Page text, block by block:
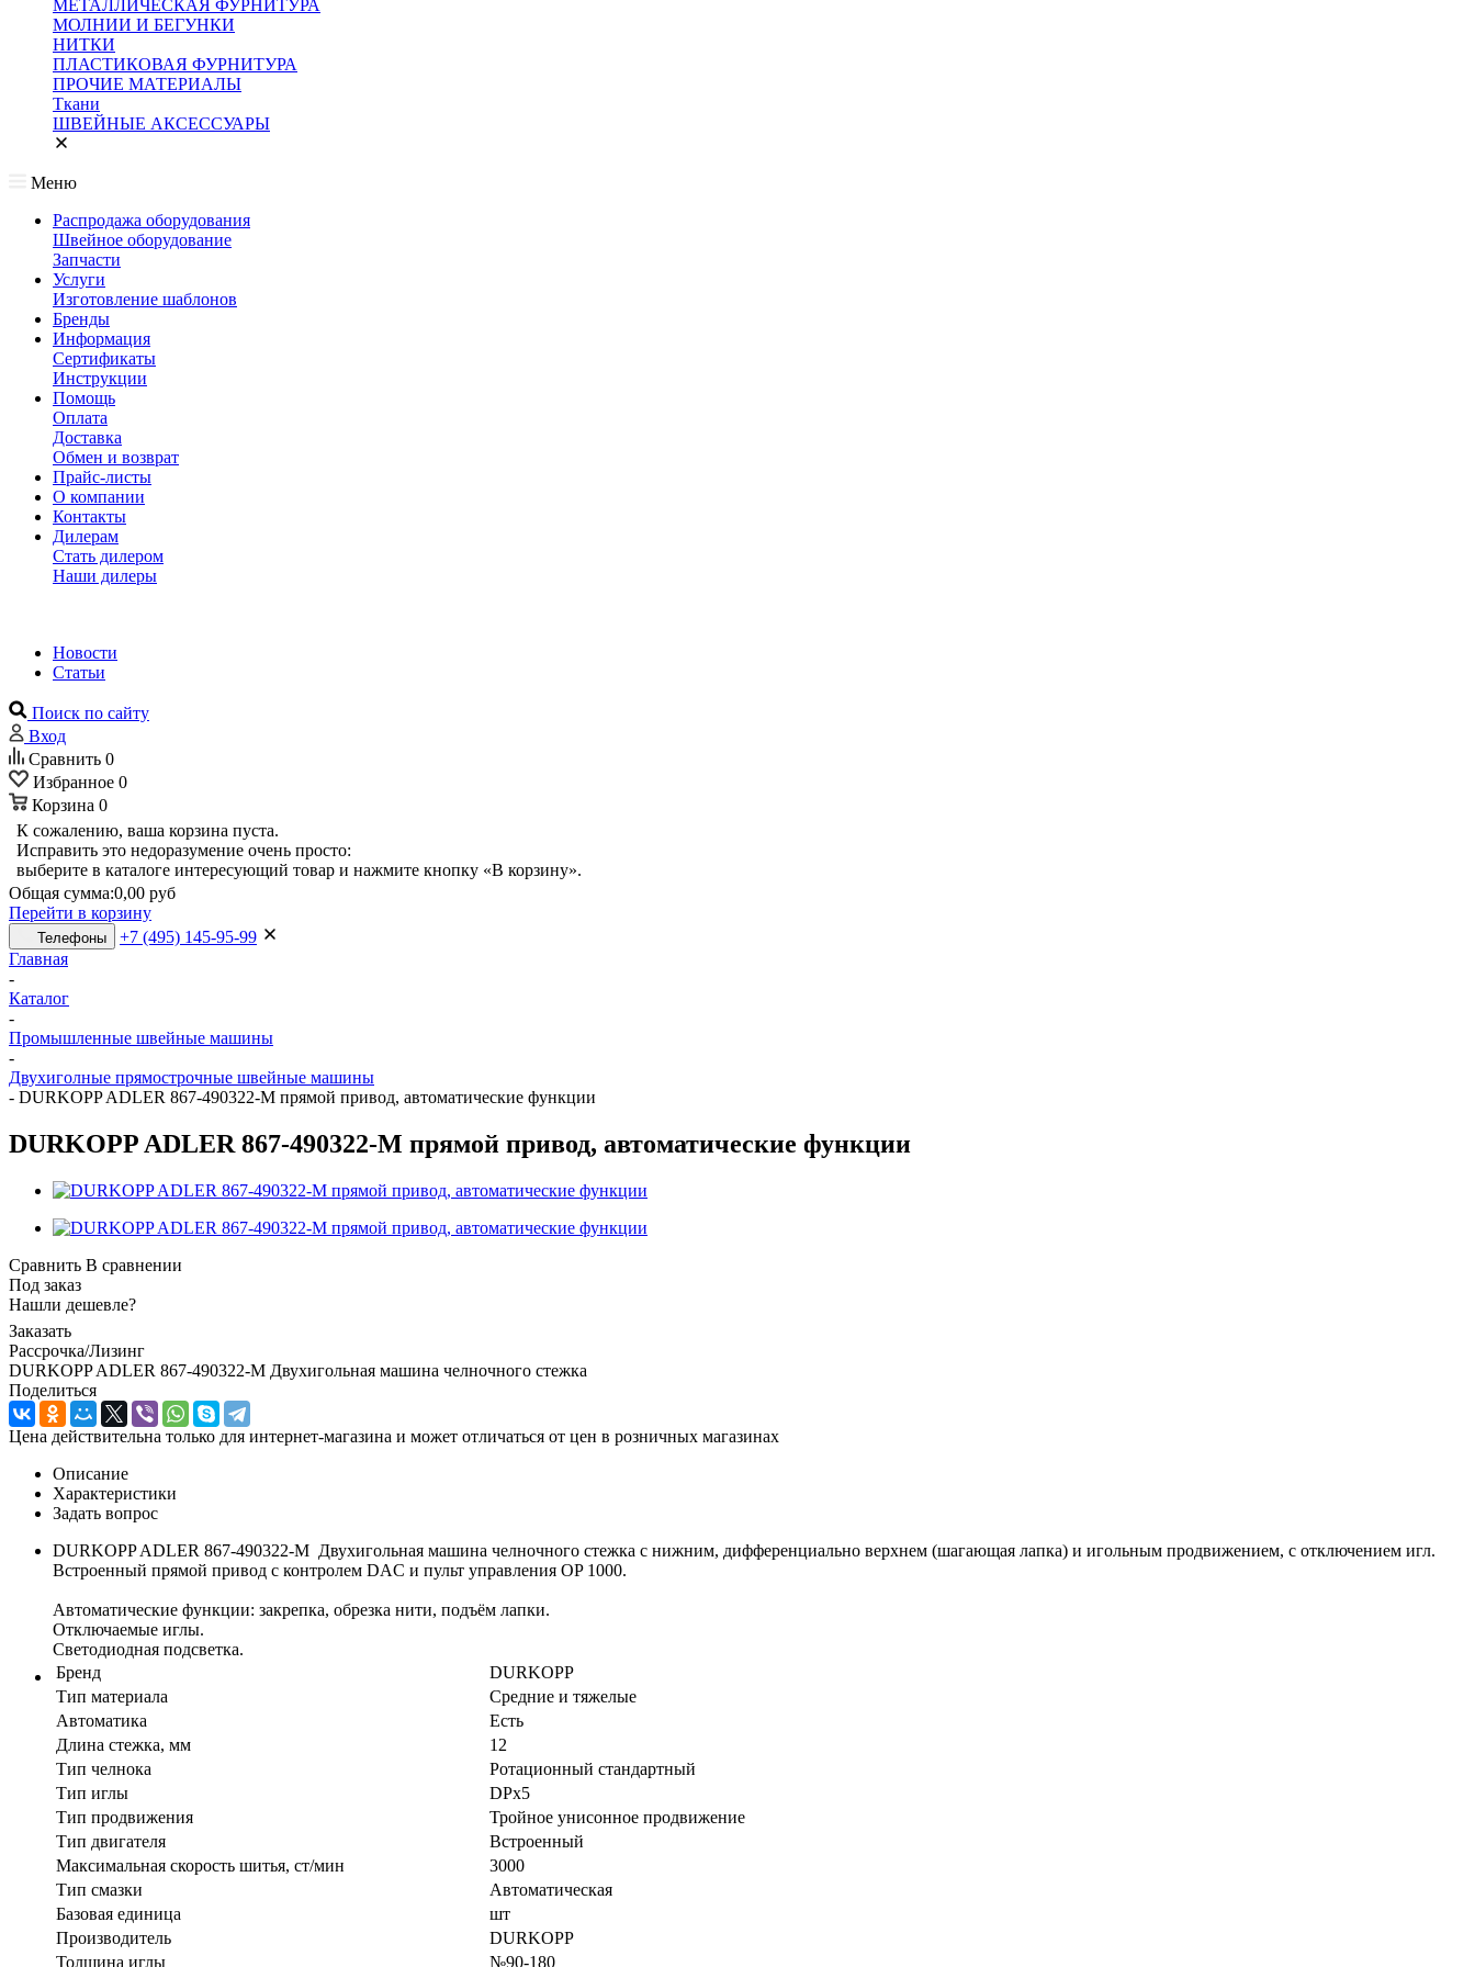
МЕТАЛЛИЧЕСКАЯ ФУРНИТУРА
МОЛНИИ И БЕГУНКИ
НИТКИ
ПЛАСТИКОВАЯ ФУРНИТУРА
ПРОЧИЕ МАТЕРИАЛЫ
Ткани
ШВЕЙНЫЕ АКСЕССУАРЫ
Меню
Распродажа оборудования
Швейное оборудование
Запчасти
Услуги
Изготовление шаблонов
Бренды
Информация
Сертификаты
Инструкции
Помощь
Оплата
Доставка
Обмен и возврат
Прайс-листы
О компании
Контакты
Дилерам
Стать дилером
Наши дилеры
Новости
Статьи
Поиск по сайту
Вход
Сравнить 0
Избранное 0
Корзина 0
К сожалению, ваша корзина пуста.
Исправить это недоразумение очень просто:
выберите в каталоге интересующий товар и нажмите кнопку «В корзину».
Общая сумма:0,00 руб
Перейти в корзину
Телефоны
+7 (495) 145-95-99
Главная
-
Каталог
-
Промышленные швейные машины
-
Двухиголные прямострочные швейные машины
- DURKOPP ADLER 867-490322-М прямой привод, автоматические функции
DURKOPP ADLER 867-490322-М прямой привод, автоматические функции
Сравнить В сравнении
Под заказ
Нашли дешевле?
Заказать
Рассрочка/Лизинг
DURKOPP ADLER 867-490322-М Двухигольная машина челночного стежка
Поделиться
Цена действительна только для интернет-магазина и может отличаться от цен в розничных магазинах
Описание
Характеристики
Задать вопрос
DURKOPP ADLER 867-490322-М Двухигольная машина челночного стежка с нижним, дифференциально верхнем (шагающая лапка) и игольным продвижением, с отключением игл.
Встроенный прямой привод с контролем DAC и пульт управления OP 1000.
Автоматические функции: закрепка, обрезка нити, подъём лапки.
Отключаемые иглы.
Светодиодная подсветка.
Бренд
DURKOPP
Тип материала
Средние и тяжелые
Автоматика
Есть
Длина стежка, мм
12
Тип челнока
Ротационный стандартный
Тип иглы
DPx5
Тип продвижения
Тройное унисонное продвижение
Тип двигателя
Встроенный
Максимальная скорость шитья, ст/мин
3000
Тип смазки
Автоматическая
Базовая единица
шт
Производитель
DURKOPP
Толщина иглы
№90-180